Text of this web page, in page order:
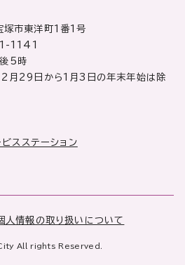
市東洋町1番1号
1141
5時
12月29日から1月3日の年末年始は除
スステーション
人情報の取り扱いについて
All rights Reserved.